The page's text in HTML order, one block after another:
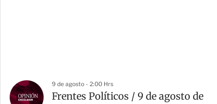
9 de agosto - 2:00 Hrs
Frentes Políticos / 9 de agosto de